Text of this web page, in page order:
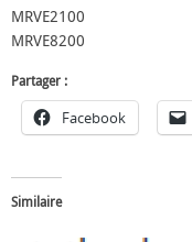
MRVE2100
MRVE8200
Partager :
Facebook
Similaire